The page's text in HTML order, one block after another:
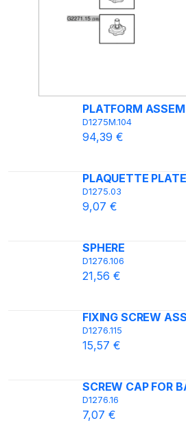
PLATFORM
D1275M.104
94,39 €
PLAQUETTE
D1275.03
9,07 €
SPHERE
D1276.106
21,56 €
FIXING SCREW
D1276.115
15,57 €
SCREW CAP FOR
D1276.16
7,07 €